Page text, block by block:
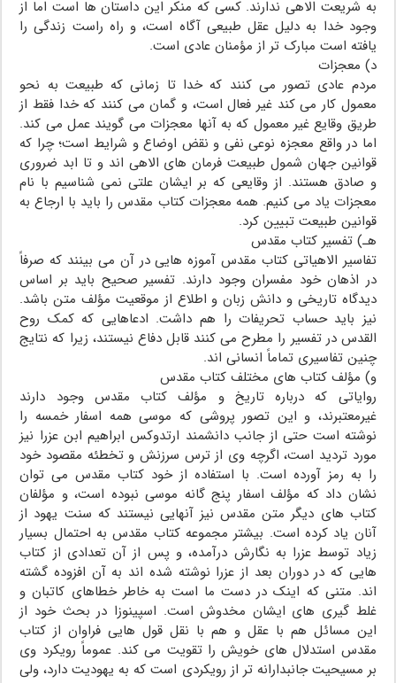
به شریعت الاهى ندارند. کسى که منکر این داستان ها است اما از
وجود خدا به دلیل عقل طبیعى آگاه است، و راه راست زندگى را
یافته است مبارک تر از مؤمنان عادى است.
د) معجزات
مردم عادى تصور مى کنند که خدا تا زمانى که طبیعت به نحو
معمول کار مى کند غیر فعال است، و گمان مى کنند که خدا فقط از
طریق وقایع غیر معمول که به آنها معجزات مى گویند عمل مى کند.
اما در واقع معجزه نوعى نفى و نقض اوضاع و شرایط است؛ چرا که
قوانین جهان شمول طبیعت فرمان هاى الاهى اند و تا ابد ضرورى
و صادق هستند. از وقایعى که بر ایشان علتى نمى شناسیم با نام
معجزات یاد مى کنیم. همه معجزات کتاب مقدس را باید با ارجاع به
قوانین طبیعت تبیین کرد.
هـ) تفسیر کتاب مقدس
تفاسیر الاهیاتى کتاب مقدس آموزه هایى در آن مى بینند که صرفاً
در اذهان خود مفسران وجود دارند. تفسیر صحیح باید بر اساس
دیدگاه تاریخى و دانش زبان و اطلاع از موقعیت مؤلف متن باشد.
نیز باید حساب تحریفات را هم داشت. ادعاهایى که کمک روح
القدس در تفسیر را مطرح مى کنند قابل دفاع نیستند، زیرا که نتایج
چنین تفاسیرى تماماً انسانى اند.
و) مؤلف کتاب هاى مختلف کتاب مقدس
روایاتى که درباره تاریخ و مؤلف کتاب مقدس وجود دارند
غیرمعتبرند، و این تصور پروشى که موسى همه اسفار خمسه را
نوشته است حتى از جانب دانشمند ارتدوکس ابراهیم ابن عزرا نیز
مورد تردید است، اگرچه وى از ترس سرزنش و تخطئه مقصود خود
را به رمز آورده است. با استفاده از خود کتاب مقدس مى توان
نشان داد که مؤلف اسفار پنج گانه موسى نبوده است، و مؤلفان
کتاب هاى دیگر متن مقدس نیز آنهایى نیستند که سنت یهود از
آنان یاد کرده است. بیشتر مجموعه کتاب مقدس به احتمال بسیار
زیاد توسط عزرا به نگارش درآمده، و پس از آن تعدادى از کتاب
هایى که در دوران بعد از عزرا نوشته شده اند به آن افزوده گشته
اند. متنى که اینک در دست ما است به خاطر خطاهاى کاتبان و
غلط گیرى هاى ایشان مخدوش است. اسپینوزا در بحث خود از
این مسائل هم با عقل و هم با نقل قول هایى فراوان از کتاب
مقدس استدلال هاى خویش را تقویت مى کند. عموماً رویکرد وى
بر مسیحیت جانبدارانه تر از رویکردى است که به یهودیت دارد، ولى